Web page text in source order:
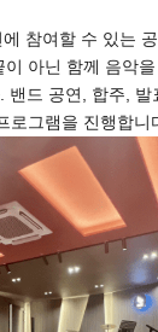
참여할 수 있는
아닌 함께 음악
밴드 공연, 합주, 발
로그램을 진행합니